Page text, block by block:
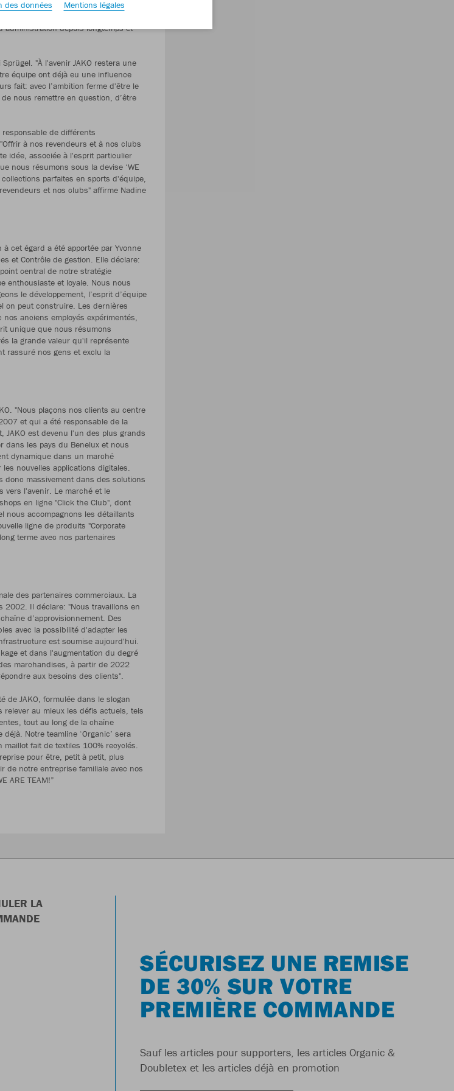
suivants: Nadine Sprügel (37
Finances et Personnel),
depuis longtemps et
"À l'avenir JAKO restera une
équipe ont déjà eu une influence
fait: avec l’ambition ferme d'être le
nous remettre en question, d’être
de différents
à nos revendeurs et à nos clubs
idée, associée à l'esprit particulier
nous résumons sous la devise ‘WE
parfaites en sports d'équipe,
et nos clubs" affirme Nadine
cet égard a été apportée par Yvonne
et Contrôle de gestion. Elle déclare:
central de notre stratégie
enthousiaste et loyale. Nous nous
le développement, l’esprit d’équipe
on peut construire. Les dernières
anciens employés expérimentés,
unique que nous résumons
la grande valeur qu'il représente
rassuré nos gens et exclu la
"Nous plaçons nos clients au centre
et qui a été responsable de la
JAKO est devenu l'un des plus grands
dans les pays du Benelux et nous
dynamique dans un marché
nouvelles applications digitales.
massivement dans des solutions
vers l'avenir. Le marché et le
en ligne "Click the Club", dont
nous accompagnons les détaillants
ligne de produits "Corporate
terme avec nos partenaires
des partenaires commerciaux. La
2002. Il déclare: "Nous travaillons en
d’approvisionnement. Des
avec la possibilité d'adapter les
est soumise aujourd'hui.
et dans l'augmentation du degré
marchandises, à partir de 2022
aux besoins des clients".
de JAKO, formulée dans le slogan
relever au mieux les défis actuels, tels
tout au long de la chaîne
Notre teamline ‘Organic’ sera
maillot fait de textiles 100% recyclés.
pour être, petit à petit, plus
de notre entreprise familiale avec nos
ARE TEAM!”
LA
SÉCURISEZ UNE REMISE
DE 30% SUR VOTRE
PREMIÈRE COMMANDE
Sauf les articles pour supporters, les articles Organic &
Doubletex et les articles déjà en promotion
des données Mentions légales